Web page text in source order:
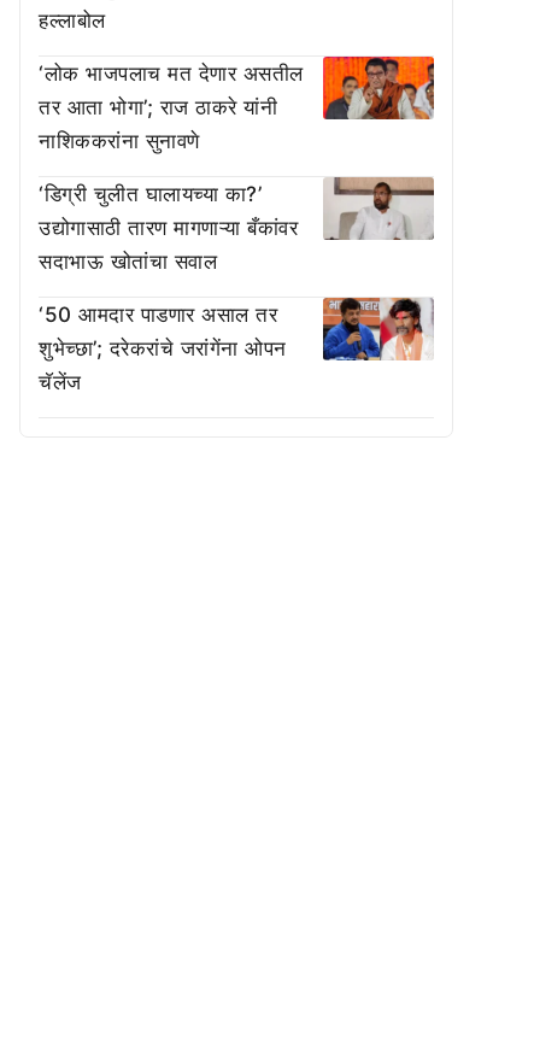
हल्लाबोल
‘लोक भाजपलाच मत देणार असतील
तर आता भोगा’; राज ठाकरे यांनी
नाशिककरांना सुनावणे
‘डिग्री चुलीत घालायच्या का?’
उद्योगासाठी तारण मागणाऱ्या बँकांवर
सदाभाऊ खोतांचा सवाल
‘50 आमदार पाडणार असाल तर
शुभेच्छा’; दरेकरांचे जरांगेंना ओपन
चॅलेंज